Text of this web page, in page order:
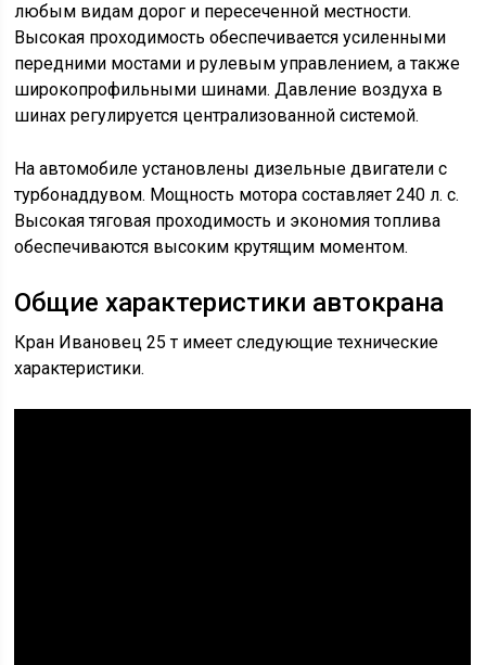
любым видам дорог и пересеченной местности.
Высокая проходимость обеспечивается усиленными
передними мостами и рулевым управлением, а также
широкопрофильными шинами. Давление воздуха в
шинах регулируется централизованной системой.
На автомобиле установлены дизельные двигатели с
турбонаддувом. Мощность мотора составляет 240 л. с.
Высокая тяговая проходимость и экономия топлива
обеспечиваются высоким крутящим моментом.
Общие характеристики автокрана
Кран Ивановец 25 т имеет следующие технические
характеристики.